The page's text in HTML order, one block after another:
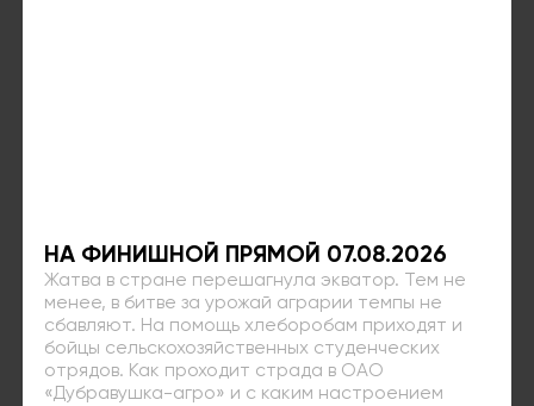
НА ФИНИШНОЙ ПРЯМОЙ 07.08.2026
Жатва в стране перешагнула экватор. Тем не
менее, в битве за урожай аграрии темпы не
сбавляют. На помощь хлеборобам приходят и
бойцы сельскохозяйственных студенческих
отрядов. Как проходит страда в ОАО
«Дубравушка-агро» и с каким настроением